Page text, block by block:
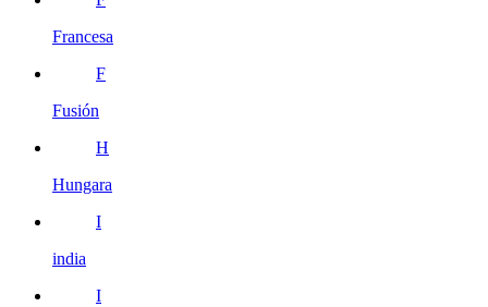
Francesa
F
Fusión
H
Hungara
I
india
I